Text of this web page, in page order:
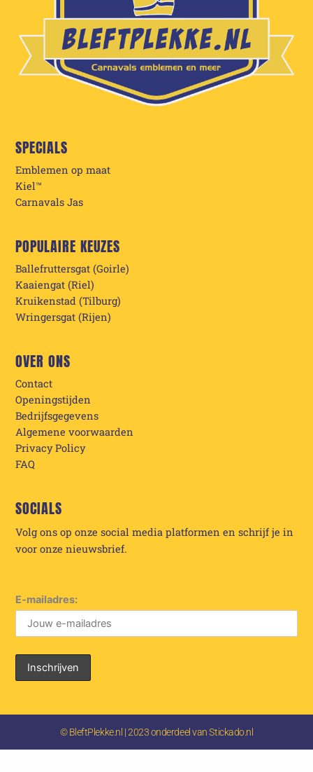
SPECIALS
Emblemen op maat
Kiel™
Carnavals Jas
POPULAIRE KEUZES
Ballefruttersgat (Goirle)
Kaaiengat (Riel)
Kruikenstad (Tilburg)
Wringersgat (Rijen)
OVER ONS
Contact
Openingstijden
Bedrijfsgegevens
Algemene voorwaarden
Privacy Policy
FAQ
SOCIALS
Volg ons op onze social media platformen en schrijf je in
voor onze nieuwsbrief.
E-mailadres:
© BleftPlekke.nl | 2023 onderdeel van Stickado.nl